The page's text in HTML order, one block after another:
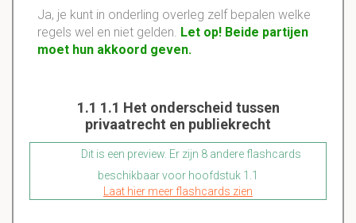
Ja, je kunt in onderling overleg zelf bepalen welke
regels wel en niet gelden. Let op! Beide partijen
moet hun akkoord geven.
1.1 1.1 Het onderscheid tussen
privaatrecht en publiekrecht
Dit is een preview. Er zijn 8 andere flashcards
beschikbaar voor hoofdstuk 1.1
Laat hier meer flashcards zien